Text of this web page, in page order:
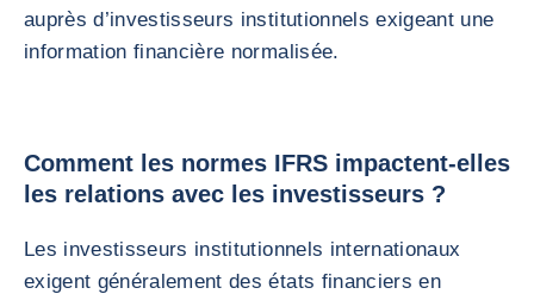
auprès d’investisseurs institutionnels exigeant une
information financière normalisée.
Comment les normes IFRS impactent-elles
les relations avec les investisseurs ?
Les investisseurs institutionnels internationaux
exigent généralement des états financiers en